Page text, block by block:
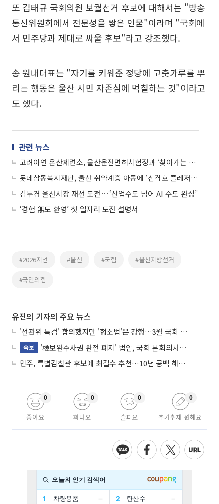
또 김태규 국회의원 보궐선거 후보에 대해서는 "방송
통신위원회에서 전문성을 쌓은 인물"이라며 "국회에
서 민주당과 제대로 싸울 후보"라고 강조했다.
송 원내대표는 "자기를 키워준 정당에 고춧가루를 뿌
리는 행동은 울산 시민 자존심에 먹칠하는 것"이라고
도 했다.
관련 뉴스
고려아연 온산제련소, 울산운전면허시험장과 ‘찾아가는 이동민원 서비스’ 운영
롯데삼동복지재단, 울산 취약계층 아동에 ‘신격호 플레저박스’ 지원
김두겸 울산시장 재선 도전⋯“산업수도 넘어 AI 수도 완성”
‘경험 無도 환영’ 첫 일자리 도전 설명서
#2026지선 #울산 #국힘 #울산지방선거
#국민의힘
유진의 기자의 주요 뉴스
'선관위 특검' 합의했지만 '형소법'은 강행…8월 국회 '입법 2차전' 예고
속보
'檢보완수사권 완전 폐지' 법안, 국회 본회의서 민주당 주도 통과
민주, 특별감찰관 후보에 최길수 추천…10년 공백 해소 속도
좋아요
0
화나요
0
슬퍼요
0
추가취재 원해요
0